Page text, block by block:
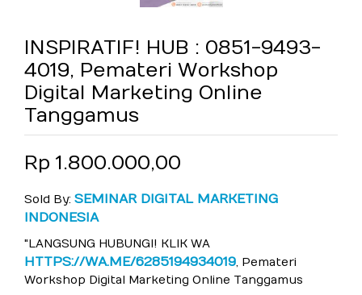
INSPIRATIF! HUB : 0851-9493-
4019, Pemateri Workshop
Digital Marketing Online
Tanggamus
Rp 1.800.000,00
Sold By: SEMINAR DIGITAL MARKETING
INDONESIA
"LANGSUNG HUBUNGI! KLIK WA
HTTPS://WA.ME/6285194934019, Pemateri
Workshop Digital Marketing Online Tanggamus